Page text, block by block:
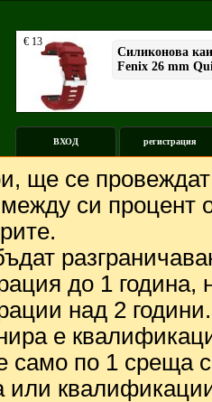
ВХОД регистрация
ще се
си процент
до 1
над 2 години.
е
само по 1 среща